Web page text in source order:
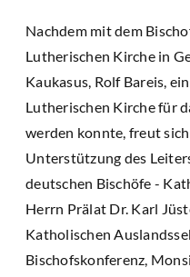
Nachdem mit dem
Lutherischen Kirche in
Kaukasus, Rolf Bareis,
Lutherischen Kirche für
werden konnte, freut
Unterstützung des
deutschen Bischöfe -
Herrn Prälat Dr. Karl
Katholischen
Bischofskonferenz,